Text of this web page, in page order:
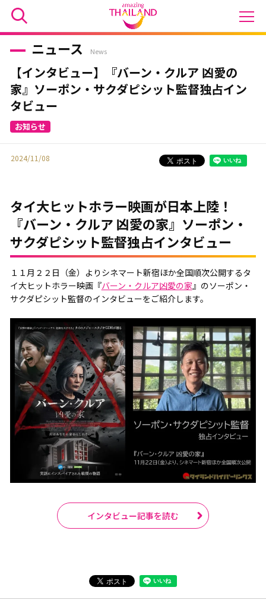
ニュース News
【インタビュー】『バーン・クルア 凶愛の
家』ソーポン・サクダピシット監督独占イン
タビュー
2024/11/08
タイ大ヒットホラー映画が日本上陸！
『バーン・クルア 凶愛の家』ソーポン・
サクダピシット監督独占インタビュー
１１月２２日（金）よりシネマート新宿ほか全国順次公開するタ
イ大ヒットホラー映画『バーン・クルア凶愛の家 』のソーポン・
サクダピシット監督のインタビューをご紹介します。
インタビュー記事を読む